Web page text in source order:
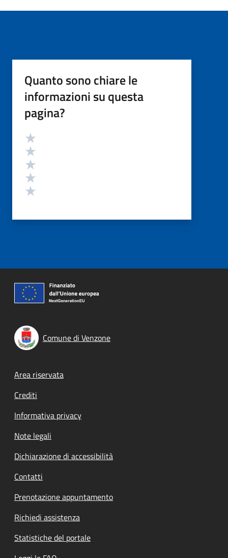
Quanto sono chiare le
informazioni su questa
pagina?
Valutazione
Comune di Venzone
Footer menu
Area riservata
Crediti
Informativa privacy
Note legali
Dichiarazione di accessibilità
Contatti
Prenotazione appuntamento
Richiedi assistenza
Statistiche del portale